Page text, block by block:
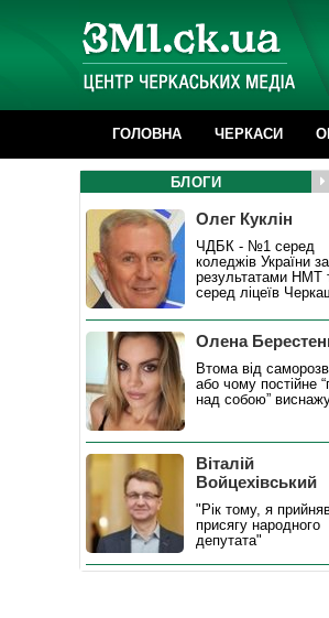
ГОЛОВНА ЧЕРКАСИ
БЛОГИ
Олег Куклін
ЧДБК - №1 серед
коледжів України за
результатами
серед ліцеїв
Олена
Втома від
або чому постійне
над собою”
Віталій
Войцехівський
"Рік тому, я
присягу народного
депутата"